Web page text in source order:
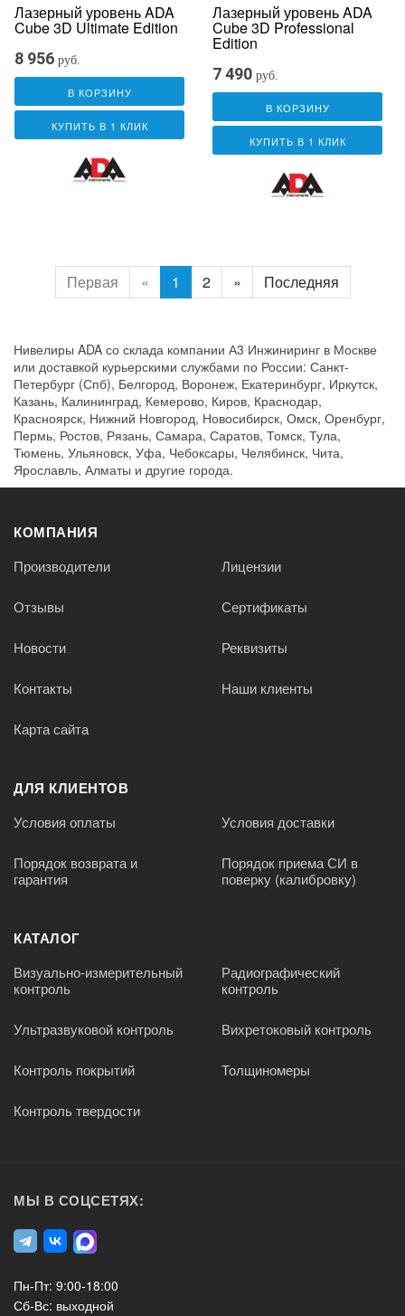
Лазерный уровень ADA
Cube 3D Ultimate Edition
8 956 руб.
В КОРЗИНУ
КУПИТЬ В 1 КЛИК
Лазерный уровень ADA
Cube 3D Professional
Edition
7 490 руб.
В КОРЗИНУ
КУПИТЬ В 1 КЛИК
Первая « 1 2 » Последняя
Нивелиры ADA со склада компании А3 Инжиниринг в Москве
или доставкой курьерскими службами по России: Санкт-
Петербург (Спб), Белгород, Воронеж, Екатеринбург, Иркутск,
Казань, Калининград, Кемерово, Киров, Краснодар,
Красноярск, Нижний Новгород, Новосибирск, Омск, Оренбург,
Пермь, Ростов, Рязань, Самара, Саратов, Томск, Тула,
Тюмень, Ульяновск, Уфа, Чебоксары, Челябинск, Чита,
Ярославль, Алматы и другие города.
КОМПАНИЯ
Производители Лицензии
Отзывы Сертификаты
Новости Реквизиты
Контакты Наши клиенты
Карта сайта
ДЛЯ КЛИЕНТОВ
Условия оплаты Условия доставки
Порядок возврата и
гарантия
Порядок приема СИ в
поверку (калибровку)
КАТАЛОГ
Визуально-измерительный
контроль
Радиографический
контроль
Ультразвуковой контроль Вихретоковый контроль
Контроль покрытий Толщиномеры
Контроль твердости
МЫ В СОЦСЕТЯХ:
Пн-Пт: 9:00-18:00
Сб-Вс: выходной